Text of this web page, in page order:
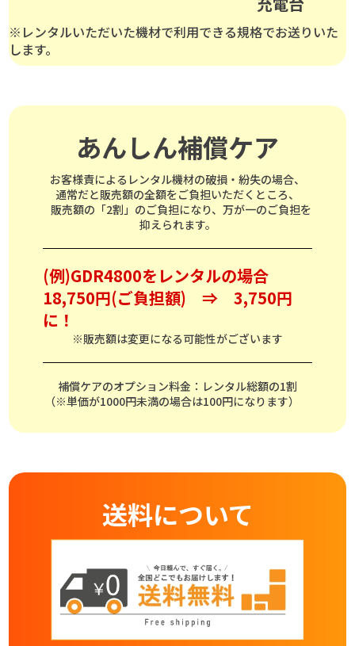
※レンタルいただいた機材で利用できる規格でお送りいた
します。
あんしん補償ケア
お客様責によるレンタル機材の破損・紛失の場合、
通常だと販売額の全額をご負担いただくところ、
販売額の「2割」のご負担になり、万が一のご負担を
抑えられます。
(例)GDR4800をレンタルの場合
18,750円(ご負担額) ⇒ 3,750円
に！
※販売額は変更になる可能性がございます
補償ケアのオプション料金：レンタル総額の1割
（※単価が1000円未満の場合は100円になります）
送料について